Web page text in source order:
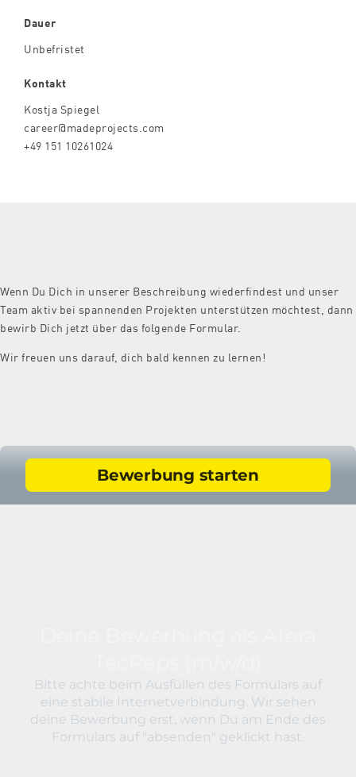
Dauer
Unbefristet
Kontakt
Kostja Spiegel
career@madeprojects.com
+49 151 10261024
Wenn Du Dich in unserer Beschreibung wiederfindest und unser
Team aktiv bei spannenden Projekten unterstützen möchtest, dann
bewirb Dich jetzt über das folgende Formular.
Wir freuen uns darauf, dich bald kennen zu lernen!